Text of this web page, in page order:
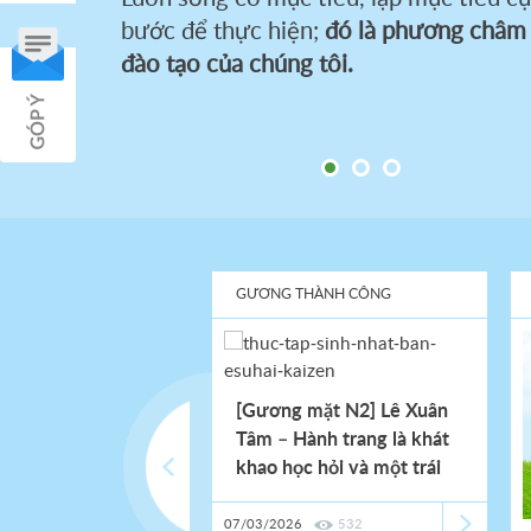
bước để thực hiện; đó là phương
đào tạo của chúng tôi.
năng vô tận của bản thân
GƯƠNG THÀNH CÔNG
[Gương mặt N2] Lê Xuân
Tâm – Hành trang là khát
khao học hỏi và một trái
07/03/2026 532